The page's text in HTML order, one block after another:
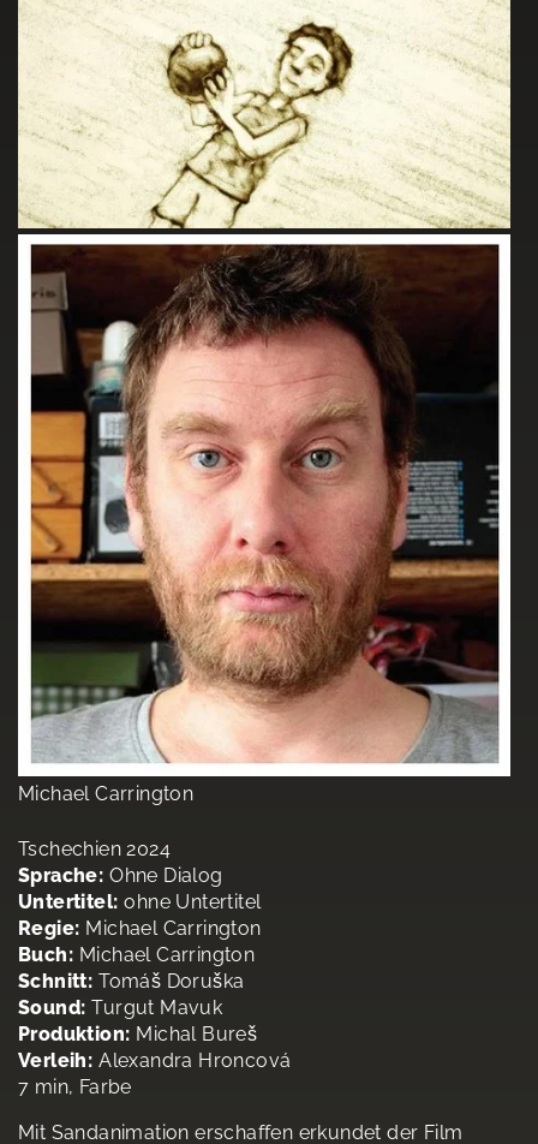
Michael Carrington
Tschechien 2024
Sprache: Ohne Dialog
Untertitel: ohne Untertitel
Regie: Michael Carrington
Buch: Michael Carrington
Schnitt: Tomáš Doruška
Sound: Turgut Mavuk
Produktion: Michal Bureš
Verleih: Alexandra Hroncová
7 min, Farbe
Mit Sandanimation erschaffen erkundet der Film